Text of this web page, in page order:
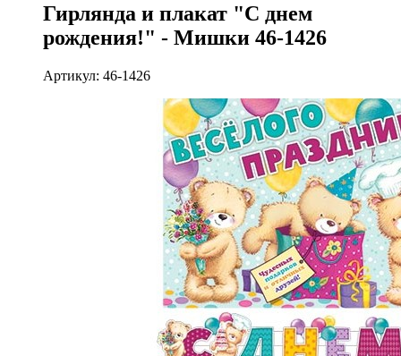
Гирлянда и плакат "С днем
рождения!" - Мишки 46-1426
Артикул: 46-1426